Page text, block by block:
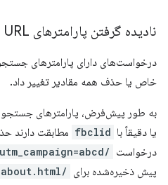
نادیده گرفتن پارامترهای URL
درخواست‌های دارای پارامترهای
خاص یا حذف همه مقادیر تغییر داد.
به طور پیش‌فرض، پارامترهای
یا دقیقاً با fbclid مطابقت دارند
درخواست /about.html?utm_campaign=abcd
پیش ذخیره‌شده برای /about.html